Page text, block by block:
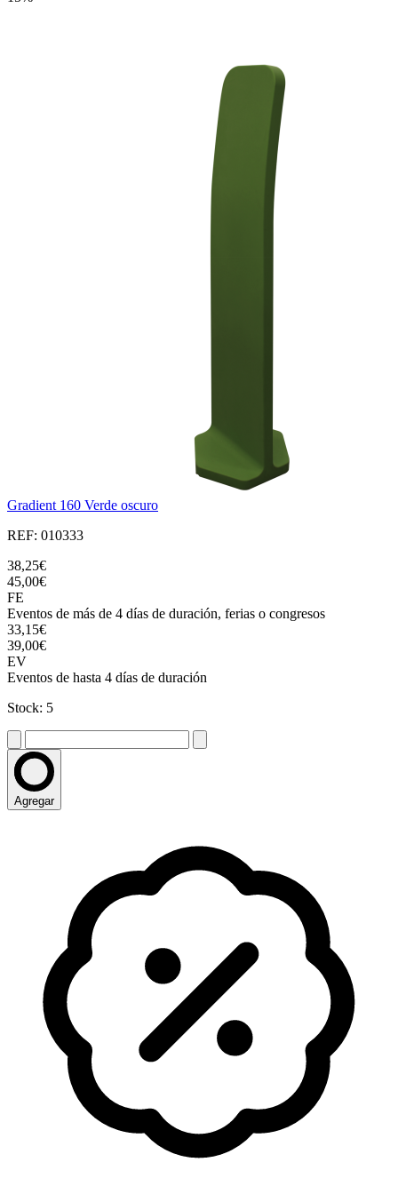
Gradient 160 Verde oscuro
REF: 010333
38,25€
45,00€
FE
Eventos de más de 4 días de duración, ferias o congresos
33,15€
39,00€
EV
Eventos de hasta 4 días de duración
Stock: 5
Agregar